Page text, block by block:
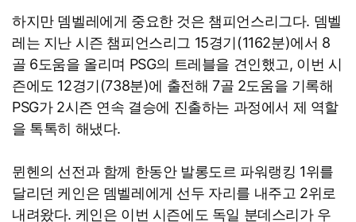
하지만 뎀벨레에게 중요한 것은 챔피언스리그다. 뎀벨
레는 지난 시즌 챔피언스리그 15경기(1162분)에서 8
골 6도움을 올리며 PSG의 트레블을 견인했고, 이번 시
즌에도 12경기(738분)에 출전해 7골 2도움을 기록해
PSG가 2시즌 연속 결승에 진출하는 과정에서 제 역할
을 톡톡히 해냈다.
뮌헨의 선전과 함께 한동안 발롱도르 파워랭킹 1위를
달리던 케인은 뎀벨레에게 선두 자리를 내주고 2위로
내려왔다. 케인은 이번 시즌에도 독일 분데스리가 우